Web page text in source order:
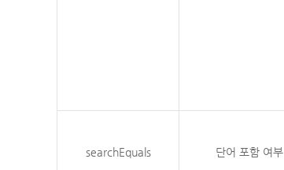
searchEquals 단어 포함 여부